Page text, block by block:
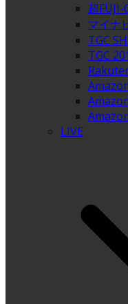
超FUJI-
マイナ
TGC
TGC
LIVE